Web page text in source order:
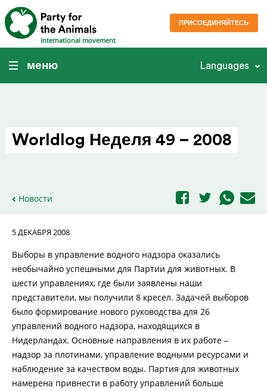
International movement
ПРИСОЕДИНЯЙТЕСЬ
меню Languages
Worldlog Неделя 49 – 2008
Новости
5 ДЕКАБРЯ 2008
Выборы в управление водного надзора оказались
необычайно успешными для Партии для животных. В
шести управлениях, где были заявлены наши
представители, мы получили 8 кресел. Задачей выборов
было формирование нового руководства для 26
управлений водного надзора, находящихся в
Нидерландах. Основные направления в их работе –
надзор за плотинами, управление водными ресурсами и
наблюдение за качеством воды. Партия для животных
намерена привнести в работу управлений больше